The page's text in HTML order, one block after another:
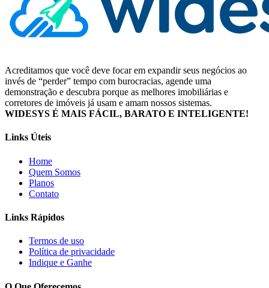
Acreditamos que você deve focar em expandir seus negócios ao
invés de “perder” tempo com burocracias, agende uma
demonstração e descubra porque as melhores imobiliárias e
corretores de imóveis já usam e amam nossos sistemas.
WIDESYS É MAIS FÁCIL, BARATO E INTELIGENTE!
Links Úteis
Home
Quem Somos
Planos
Contato
Links Rápidos
Termos de uso
Política de privacidade
Indique e Ganhe